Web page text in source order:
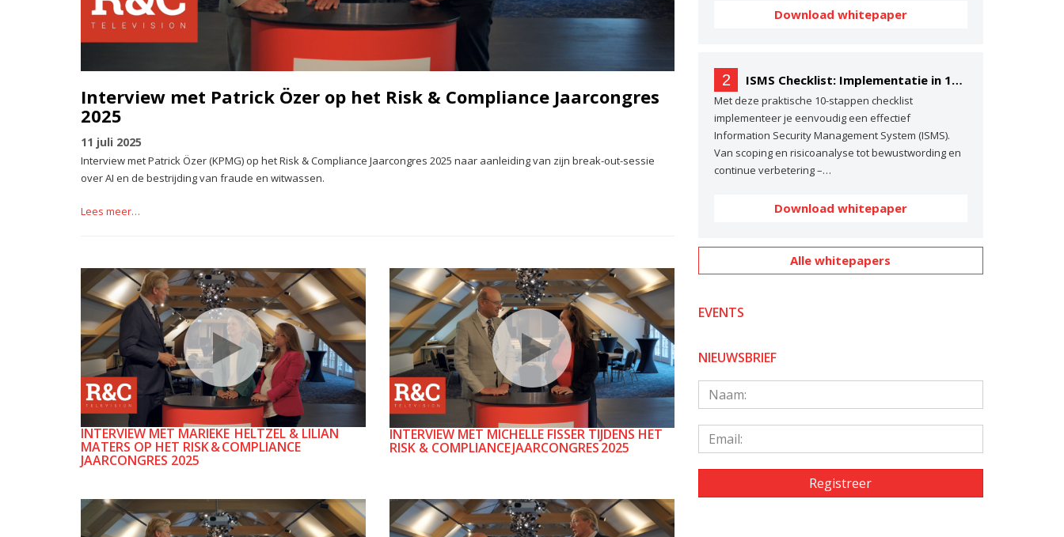
Interview met Patrick Özer op het Risk & Compliance Jaarcongres
2025
11 juli 2025
Interview met Patrick Özer (KPMG) op het Risk & Compliance Jaarcongres 2025 naar aanleiding van zijn break-out-sessie
over AI en de bestrijding van fraude en witwassen.
Lees meer…
INTERVIEW MET MARIEKE HELTZEL & LILIAN
MATERS OP HET RISK & COMPLIANCE
JAARCONGRES 2025
INTERVIEW MET MICHELLE FISSER TIJDENS HET
RISK & COMPLIANCE JAARCONGRES 2025
Download whitepaper
2 ISMS Checklist: Implementatie in 10 stappen
Met deze praktische 10-stappen checklist
implementeer je eenvoudig een effectief
Information Security Management System (ISMS).
Van scoping en risicoanalyse tot bewustwording en
continue verbetering –…
Download whitepaper
Alle whitepapers
EVENTS
NIEUWSBRIEF